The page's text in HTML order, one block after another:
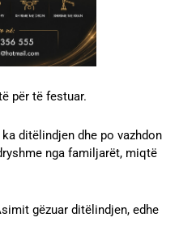
për të festuar.
ditëlindjen dhe po vazhdon
nga familjarët, miqtë
gëzuar ditëlindjen, edhe